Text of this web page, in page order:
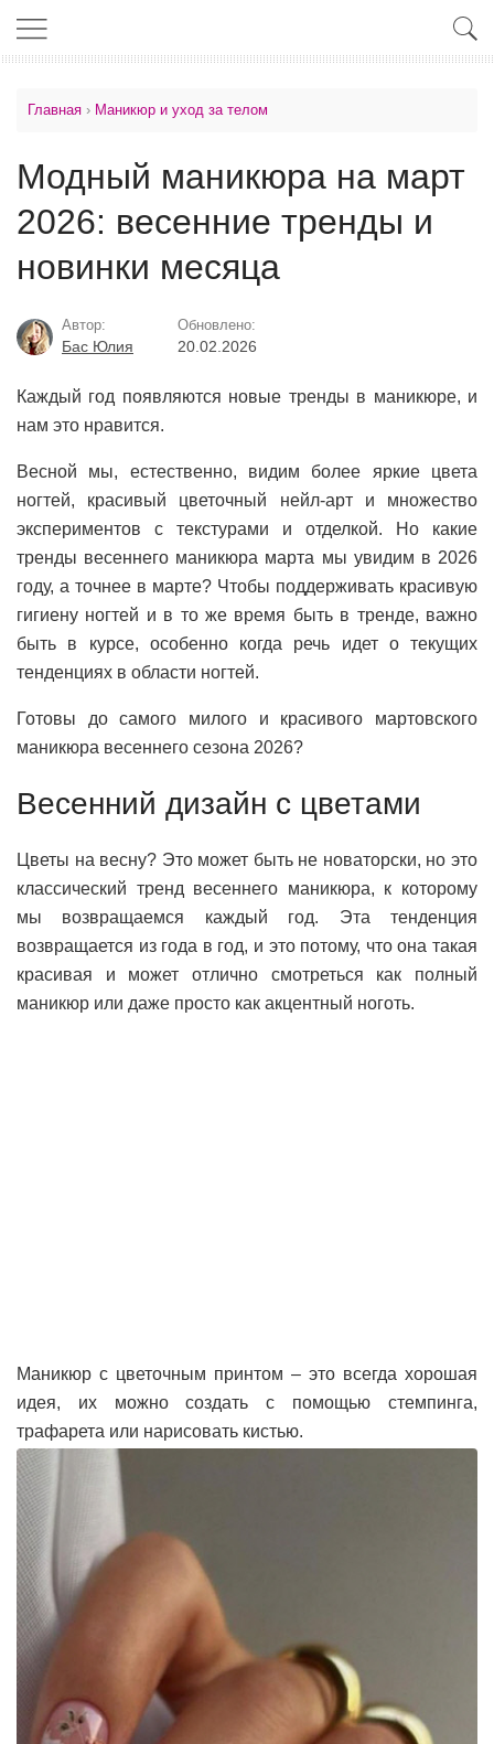
Главная › Маникюр и уход за телом
Модный маникюра на март
2026: весенние тренды и
новинки месяца
Автор:
Бас Юлия
Обновлено:
20.02.2026
Каждый год появляются новые тренды в маникюре, и
нам это нравится.
Весной мы, естественно, видим более яркие цвета
ногтей, красивый цветочный нейл-арт и множество
экспериментов с текстурами и отделкой. Но какие
тренды весеннего маникюра марта мы увидим в 2026
году, а точнее в марте? Чтобы поддерживать красивую
гигиену ногтей и в то же время быть в тренде, важно
быть в курсе, особенно когда речь идет о текущих
тенденциях в области ногтей.
Готовы до самого милого и красивого мартовского
маникюра весеннего сезона 2026?
Весенний дизайн с цветами
Цветы на весну? Это может быть не новаторски, но это
классический тренд весеннего маникюра, к которому
мы возвращаемся каждый год. Эта тенденция
возвращается из года в год, и это потому, что она такая
красивая и может отлично смотреться как полный
маникюр или даже просто как акцентный ноготь.
Маникюр с цветочным принтом – это всегда хорошая
идея, их можно создать с помощью стемпинга,
трафарета или нарисовать кистью.